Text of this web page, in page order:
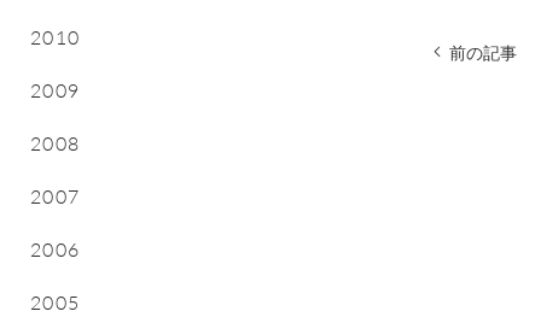
前の記事
2010
2009
2008
2007
2006
2005